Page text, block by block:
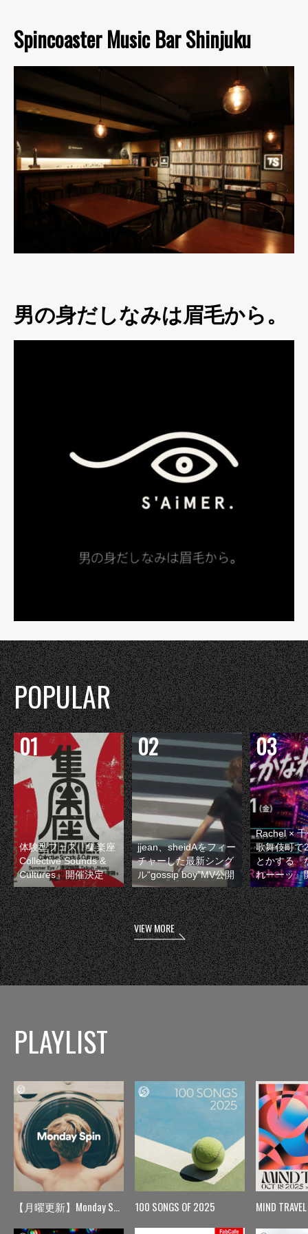
Spincoaster Music Bar Shinjuku
男の身だしなみは眉毛から。
POPULAR
体験型フェス『集楽座
Collective Sounds &
Cultures』開催決定
jjean、sheidAをフィー
チャーした最新シング
ル“gossip boy”MV公開
Rachel ×
歌舞伎町で
とかする『
れーーッ』
VIEW MORE
PLAYLIST
【月曜更新】Monday Spin 100 SONGS OF 2025 MIND TRAVEL